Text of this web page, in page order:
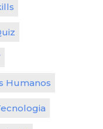
Humanos